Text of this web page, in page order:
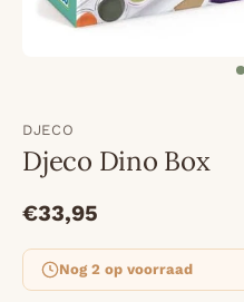
DJECO
Djeco Dino Box
€33,95
Nog 2 op voorraad